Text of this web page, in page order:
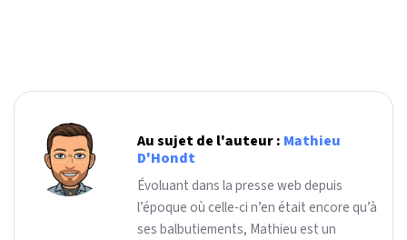
Au sujet de l'auteur : Mathieu
D'Hondt
Évoluant dans la presse web depuis
l’époque où celle-ci n’en était encore qu’à
ses balbutiements, Mathieu est un